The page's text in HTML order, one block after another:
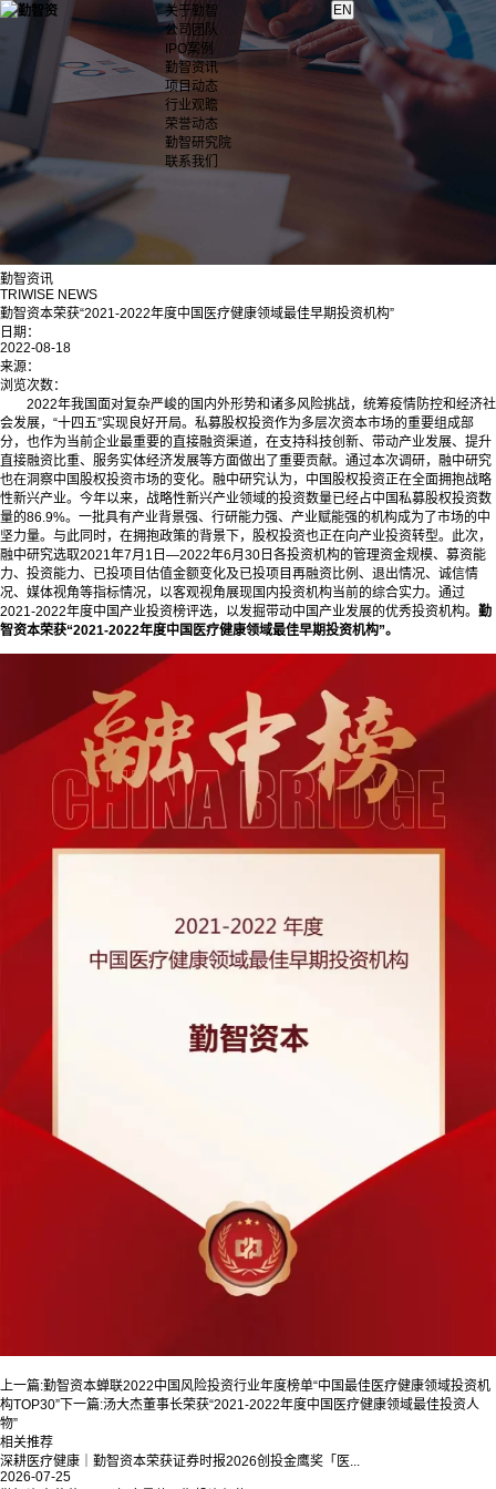
关于勤智
公司团队
IPO案例
勤智资讯
项目动态
行业观瞻
荣誉动态
勤智研究院
联系我们
勤智资讯
TRIWISE NEWS
勤智资本荣获“2021-2022年度中国医疗健康领域最佳早期投资机构”
日期：
2022-08-18
来源：
浏览次数：
2022年我国面对复杂严峻的国内外形势和诸多风险挑战，统筹疫情防控和经济社
会发展，“十四五”实现良好开局。私募股权投资作为多层次资本市场的重要组成部
分，也作为当前企业最重要的直接融资渠道，在支持科技创新、带动产业发展、提升
直接融资比重、服务实体经济发展等方面做出了重要贡献。通过本次调研，融中研究
也在洞察中国股权投资市场的变化。融中研究认为，中国股权投资正在全面拥抱战略
性新兴产业。今年以来，战略性新兴产业领域的投资数量已经占中国私募股权投资数
量的86.9%。一批具有产业背景强、行研能力强、产业赋能强的机构成为了市场的中
坚力量。与此同时，在拥抱政策的背景下，股权投资也正在向产业投资转型。此次，
融中研究选取2021年7月1日—2022年6月30日各投资机构的管理资金规模、募资能
力、投资能力、已投项目估值金额变化及已投项目再融资比例、退出情况、诚信情
况、媒体视角等指标情况，以客观视角展现国内投资机构当前的综合实力。通过
2021-2022年度中国产业投资榜评选，以发掘带动中国产业发展的优秀投资机构。 勤
智资本荣获“2021-2022年度中国医疗健康领域最佳早期投资机构”。
上一篇:勤智资本蝉联2022中国风险投资行业年度榜单“中国最佳医疗健康领域投资机
构TOP30” 下一篇:汤大杰董事长荣获“2021-2022年度中国医疗健康领域最佳投资人
物”
相关推荐
深耕医疗健康｜勤智资本荣获证券时报2026创投金鹰奖「医...
2026-07-25